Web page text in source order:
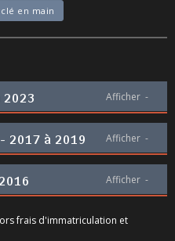
en main
2023 Afficher -
2017 à 2019 Afficher -
Afficher -
frais d'immatriculation et